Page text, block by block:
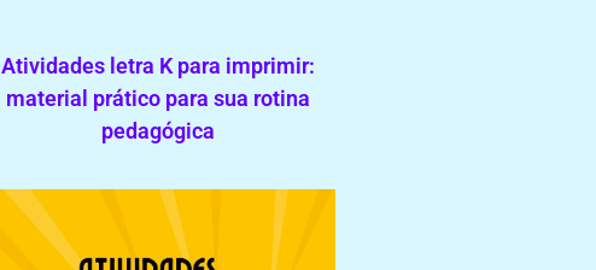
Atividades letra K para imprimir:
material prático para sua rotina
pedagógica